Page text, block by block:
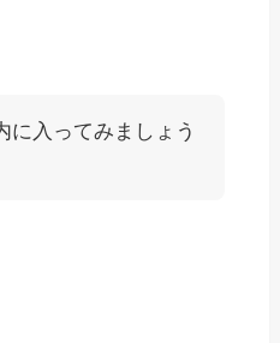
に入ってみましょう